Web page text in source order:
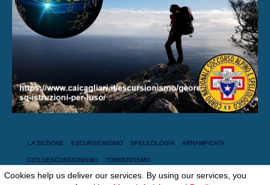
LA SEZIONE ESCURSIONISMO SPELEOLOGIA ARRAMPICATA
CICLOESCURSIONISMO TORRENTISMO
© 2026 Club Alpino Italiano
Cookies help us deliver our services. By using our services, you